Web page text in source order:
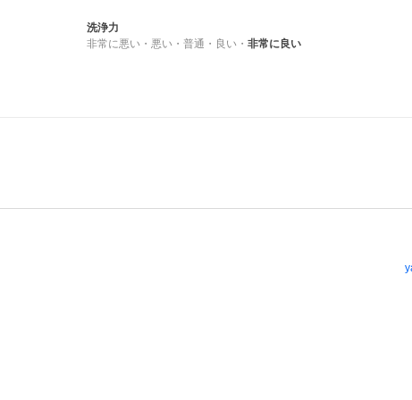
洗浄力
非常に悪い ・ 悪い ・ 普通 ・ 良い ・ 非常に良い